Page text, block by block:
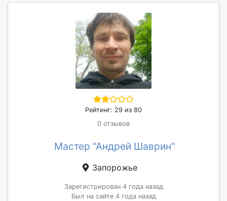
Рейтинг: 29 из 80
0 отзывов
Мастер "Андрей Шаврин"
Запорожье
Зарегистрирован 4 года назад
Был на сайте 4 года назад